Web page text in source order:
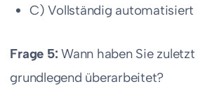
C) Vollständig
Frage 5: Wann haben Sie
grundlegend überarbeitet?